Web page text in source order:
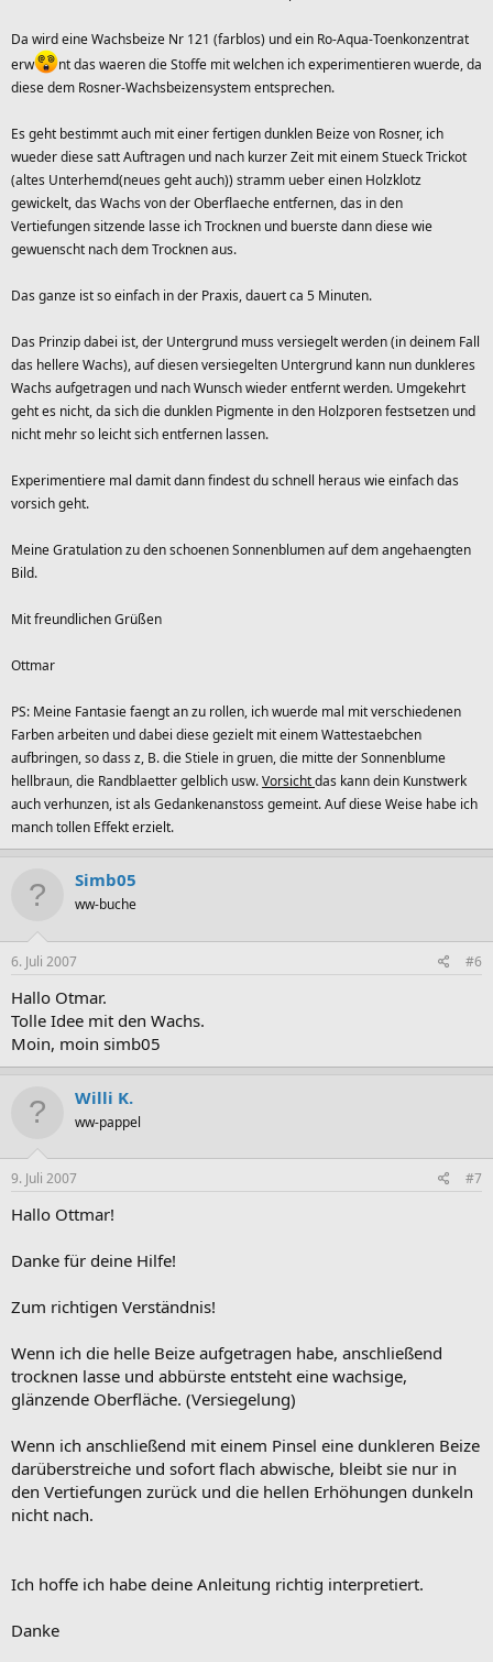
Da wird eine Wachsbeize Nr 121 (farblos) und ein Ro-Aqua-Toenkonzentrat
erw
nt das waeren die Stoffe mit welchen ich experimentieren wuerde, da
diese dem Rosner-Wachsbeizensystem entsprechen.
Es geht bestimmt auch mit einer fertigen dunklen Beize von Rosner, ich
wueder diese satt Auftragen und nach kurzer Zeit mit einem Stueck Trickot
(altes Unterhemd(neues geht auch)) stramm ueber einen Holzklotz
gewickelt, das Wachs von der Oberflaeche entfernen, das in den
Vertiefungen sitzende lasse ich Trocknen und buerste dann diese wie
gewuenscht nach dem Trocknen aus.
Das ganze ist so einfach in der Praxis, dauert ca 5 Minuten.
Das Prinzip dabei ist, der Untergrund muss versiegelt werden (in deinem Fall
das hellere Wachs), auf diesen versiegelten Untergrund kann nun dunkleres
Wachs aufgetragen und nach Wunsch wieder entfernt werden. Umgekehrt
geht es nicht, da sich die dunklen Pigmente in den Holzporen festsetzen und
nicht mehr so leicht sich entfernen lassen.
Experimentiere mal damit dann findest du schnell heraus wie einfach das
vorsich geht.
Meine Gratulation zu den schoenen Sonnenblumen auf dem angehaengten
Bild.
Mit freundlichen Grüßen
Ottmar
PS: Meine Fantasie faengt an zu rollen, ich wuerde mal mit verschiedenen
Farben arbeiten und dabei diese gezielt mit einem Wattestaebchen
aufbringen, so dass z, B. die Stiele in gruen, die mitte der Sonnenblume
hellbraun, die Randblaetter gelblich usw.Vorsichtdas kann dein Kunstwerk
auch verhunzen, ist als Gedankenanstoss gemeint. Auf diese Weise habe ich
manch tollen Effekt erzielt.
Simb05
ww-buche
6. Juli 2007 #6
Hallo Otmar.
Tolle Idee mit den Wachs.
Moin, moin simb05
Willi K.
ww-pappel
9. Juli 2007 #7
Hallo Ottmar!
Danke für deine Hilfe!
Zum richtigen Verständnis!
Wenn ich die helle Beize aufgetragen habe, anschließend
trocknen lasse und abbürste entsteht eine wachsige,
glänzende Oberfläche. (Versiegelung)
Wenn ich anschließend mit einem Pinsel eine dunkleren Beize
darüberstreiche und sofort flach abwische, bleibt sie nur in
den Vertiefungen zurück und die hellen Erhöhungen dunkeln
nicht nach.
Ich hoffe ich habe deine Anleitung richtig interpretiert.
Danke